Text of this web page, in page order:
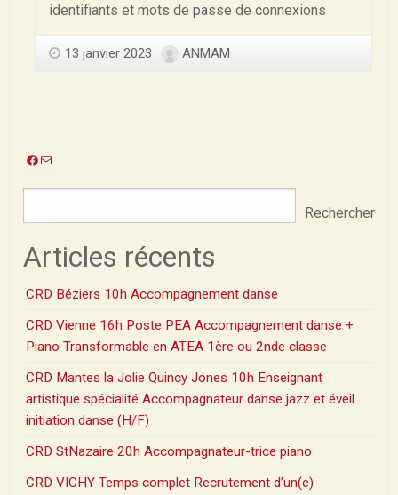
identifiants et mots de passe de connexions
13 janvier 2023 ANMAM
Facebook
Rechercher
Articles récents
CRD Béziers 10h Accompagnement danse
CRD Vienne 16h Poste PEA Accompagnement danse +
Piano Transformable en ATEA 1ère ou 2nde classe
CRD Mantes la Jolie Quincy Jones 10h Enseignant
artistique spécialité Accompagnateur danse jazz et éveil
initiation danse (H/F)
CRD StNazaire 20h Accompagnateur-trice piano
CRD VICHY Temps complet Recrutement d’un(e)